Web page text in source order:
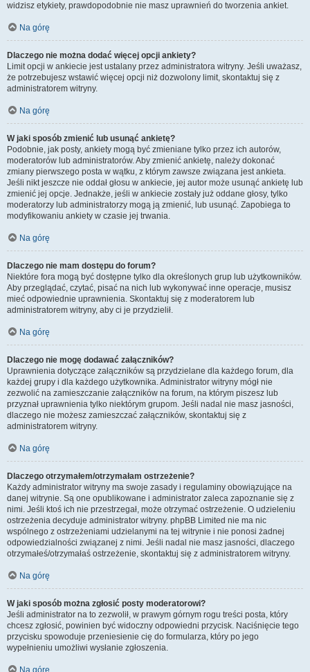
widzisz etykiety, prawdopodobnie nie masz uprawnień do tworzenia ankiet.
Na górę
Dlaczego nie można dodać więcej opcji ankiety?
Limit opcji w ankiecie jest ustalany przez administratora witryny. Jeśli uważasz,
że potrzebujesz wstawić więcej opcji niż dozwolony limit, skontaktuj się z
administratorem witryny.
Na górę
W jaki sposób zmienić lub usunąć ankietę?
Podobnie, jak posty, ankiety mogą być zmieniane tylko przez ich autorów,
moderatorów lub administratorów. Aby zmienić ankietę, należy dokonać
zmiany pierwszego posta w wątku, z którym zawsze związana jest ankieta.
Jeśli nikt jeszcze nie oddał głosu w ankiecie, jej autor może usunąć ankietę lub
zmienić jej opcje. Jednakże, jeśli w ankiecie zostały już oddane głosy, tylko
moderatorzy lub administratorzy mogą ją zmienić, lub usunąć. Zapobiega to
modyfikowaniu ankiety w czasie jej trwania.
Na górę
Dlaczego nie mam dostępu do forum?
Niektóre fora mogą być dostępne tylko dla określonych grup lub użytkowników.
Aby przeglądać, czytać, pisać na nich lub wykonywać inne operacje, musisz
mieć odpowiednie uprawnienia. Skontaktuj się z moderatorem lub
administratorem witryny, aby ci je przydzielił.
Na górę
Dlaczego nie mogę dodawać załączników?
Uprawnienia dotyczące załączników są przydzielane dla każdego forum, dla
każdej grupy i dla każdego użytkownika. Administrator witryny mógł nie
zezwolić na zamieszczanie załączników na forum, na którym piszesz lub
przyznał uprawnienia tylko niektórym grupom. Jeśli nadal nie masz jasności,
dlaczego nie możesz zamieszczać załączników, skontaktuj się z
administratorem witryny.
Na górę
Dlaczego otrzymałem/otrzymałam ostrzeżenie?
Każdy administrator witryny ma swoje zasady i regulaminy obowiązujące na
danej witrynie. Są one opublikowane i administrator zaleca zapoznanie się z
nimi. Jeśli ktoś ich nie przestrzegał, może otrzymać ostrzeżenie. O udzieleniu
ostrzeżenia decyduje administrator witryny. phpBB Limited nie ma nic
wspólnego z ostrzeżeniami udzielanymi na tej witrynie i nie ponosi żadnej
odpowiedzialności związanej z nimi. Jeśli nadal nie masz jasności, dlaczego
otrzymałeś/otrzymałaś ostrzeżenie, skontaktuj się z administratorem witryny.
Na górę
W jaki sposób można zgłosić posty moderatorowi?
Jeśli administrator na to zezwolił, w prawym górnym rogu treści posta, który
chcesz zgłosić, powinien być widoczny odpowiedni przycisk. Naciśnięcie tego
przycisku spowoduje przeniesienie cię do formularza, który po jego
wypełnieniu umożliwi wysłanie zgłoszenia.
Na górę